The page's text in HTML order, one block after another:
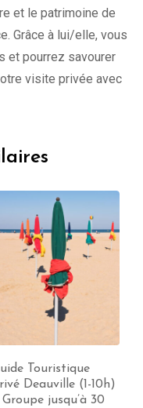
et le patrimoine de
Grâce à lui/elle, vous
et pourrez savourer
visite privée avec
Touristique
Deauville (1-10h)
Groupe jusqu’à 30